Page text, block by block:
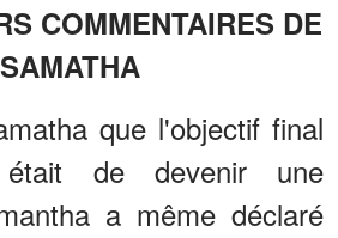
COMMENTAIRES DE
SAMATHA
que l'objectif final
de devenir une
a même déclaré